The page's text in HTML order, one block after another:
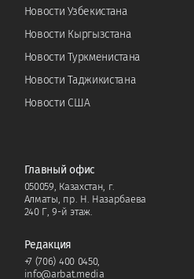
Новости Узбекистана
Новости Кыргызстана
Новости Туркменистана
Новости Таджикистана
Новости США
Главный офис
050059, Казахстан, г.
Алматы, пр. Н. Назарбаева
240 Г, 9-й этаж.
Редакция
+7 (706) 400 0450,
info@arbat.media